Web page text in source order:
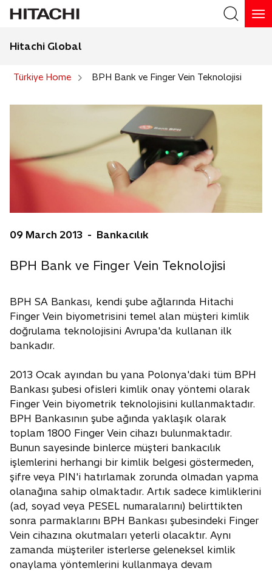
Hitachi Global
Türkiye Home BPH Bank ve Finger Vein Teknolojisi
09 March 2013 - Bankacılık
BPH Bank ve Finger Vein Teknolojisi
BPH SA Bankası, kendi şube ağlarında Hitachi
Finger Vein biyometrisini temel alan müşteri kimlik
doğrulama teknolojisini Avrupa'da kullanan ilk
bankadır.
2013 Ocak ayından bu yana Polonya'daki tüm BPH
Bankası şubesi ofisleri kimlik onay yöntemi olarak
Finger Vein biyometrik teknolojisini kullanmaktadır.
BPH Bankasının şube ağında yaklaşık olarak
toplam 1800 Finger Vein cihazı bulunmaktadır.
Bunun sayesinde binlerce müşteri bankacılık
işlemlerini herhangi bir kimlik belgesi göstermeden,
şifre veya PIN'i hatırlamak zorunda olmadan yapma
olanağına sahip olmaktadır. Artık sadece kimliklerini
(ad, soyad veya PESEL numaralarını) belirttikten
sonra parmaklarını BPH Bankası şubesindeki Finger
Vein cihazına okutmaları yeterli olacaktır. Aynı
zamanda müşteriler isterlerse geleneksel kimlik
onaylama yöntemlerini kullanmaya devam